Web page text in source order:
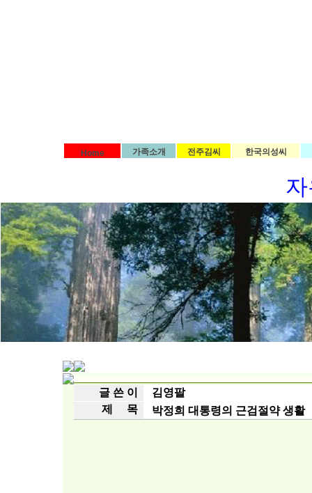
Home 가족소개 전주김씨 한국의성씨
글 쓴 이
김영팔
제 목
박정희 대통령의 근검절약 생활